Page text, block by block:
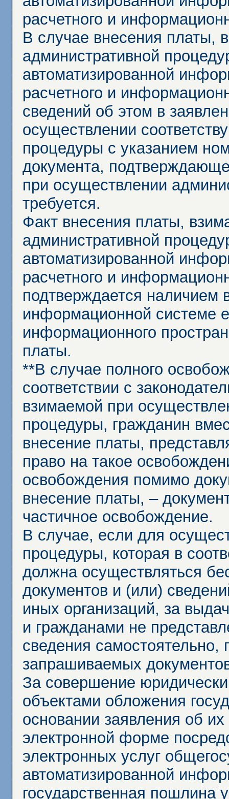
расчетного и
В случае внесения платы,
административной
автоматизированной
расчетного и
сведений об этом в
осуществлении
процедуры с указанием
документа,
при осуществлении
требуется.
Факт внесения платы,
административной
автоматизированной
расчетного и
подтверждается наличием
информационной системе
информационного
платы.
**В случае полного
соответствии с
взимаемой при
процедуры, гражданин
внесение платы,
право на такое
освобождения помимо
внесение платы, –
частичное освобождение.
В случае, если для
процедуры, которая в
должна осуществляться
документов и (или)
иных организаций, за
и гражданами не
сведения
запрашиваемых
За совершение
объектами обложения
основании заявления об
электронной форме
электронных услуг
автоматизированной
государственная пошлина